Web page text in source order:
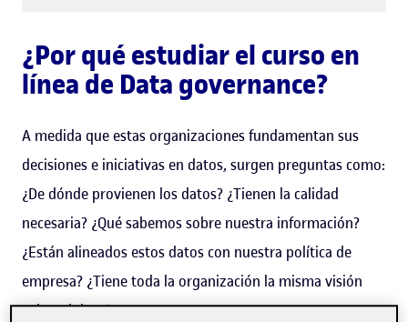
¿Por qué estudiar el curso en
línea de Data governance?
A medida que estas organizaciones fundamentan sus
decisiones e iniciativas en datos, surgen preguntas como:
¿De dónde provienen los datos? ¿Tienen la calidad
necesaria? ¿Qué sabemos sobre nuestra información?
¿Están alineados estos datos con nuestra política de
empresa? ¿Tiene toda la organización la misma visión
sobre el dato?